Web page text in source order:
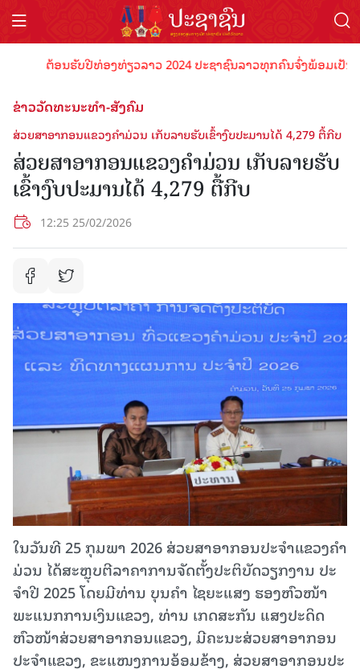
ຕ້ອນຮັບປີທ່ອງທ່ຽວລາວ 2024 ປະຊາຊົນລາວທຸກຄົນຈົ່ງພ້ອມເປັນເ
ຂ່າວວັດທະນະທຳ-ສັງຄົມ
ສ່ວຍສາອາກອນແຂວງຄໍາມ່ວນ ເກັບລາຍຮັບເຂົ້າງົບປະມານໄດ້ 4,279 ຕື້ກີບ
ສ່ວຍສາອາກອນແຂວງຄໍາມ່ວນ ເກັບລາຍຮັບ
ເຂົ້າງົບປະມານໄດ້ 4,279 ຕື້ກີບ
12:25 25/02/2026
ໃນວັນທີ 25 ກຸມພາ 2026 ສ່ວຍສາອາກອນປະຈໍາແຂວງຄໍາ
ມ່ວນ ໄດ້ສະຫຼຸບຕີລາຄາການຈັດຕັ້ງປະຕິບັດວຽກງານ ປະ
ຈໍາປີ 2025 ໂດຍມີທ່ານ ບຸນຄໍາ ໄຊຍະແສງ ຮອງຫົວໜ້າ
ພະແນກການເງິນແຂວງ, ທ່ານ ເກດສະກັນ ແສງປະດິດ
ຫົວໜ້າສ່ວຍສາອາກອນແຂວງ, ມີຄະນະສ່ວຍສາອາກອນ
ປະຈໍາແຂວງ, ຂະແໜງການອ້ອມຂ້າງ, ສ່ວຍສາອາກອນປະ